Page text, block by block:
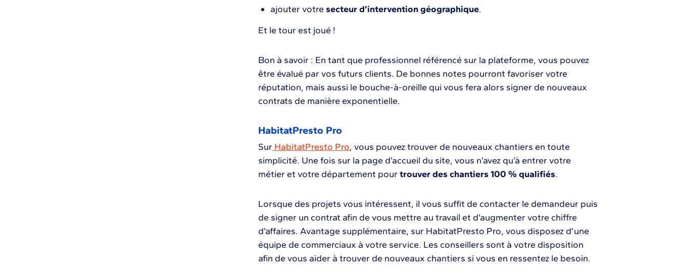
ajouter votre secteur d’intervention géographique.
Et le tour est joué !
Bon à savoir : En tant que professionnel référencé sur la plateforme, vous pouvez
être évalué par vos futurs clients. De bonnes notes pourront favoriser votre
réputation, mais aussi le bouche-à-oreille qui vous fera alors signer de nouveaux
contrats de manière exponentielle.
HabitatPresto Pro
Sur HabitatPresto Pro, vous pouvez trouver de nouveaux chantiers en toute
simplicité. Une fois sur la page d’accueil du site, vous n’avez qu’à entrer votre
métier et votre département pour trouver des chantiers 100 % qualifiés.
Lorsque des projets vous intéressent, il vous suffit de contacter le demandeur puis
de signer un contrat afin de vous mettre au travail et d’augmenter votre chiffre
d’affaires. Avantage supplémentaire, sur HabitatPresto Pro, vous disposez d’une
équipe de commerciaux à votre service. Les conseillers sont à votre disposition
afin de vous aider à trouver de nouveaux chantiers si vous en ressentez le besoin.